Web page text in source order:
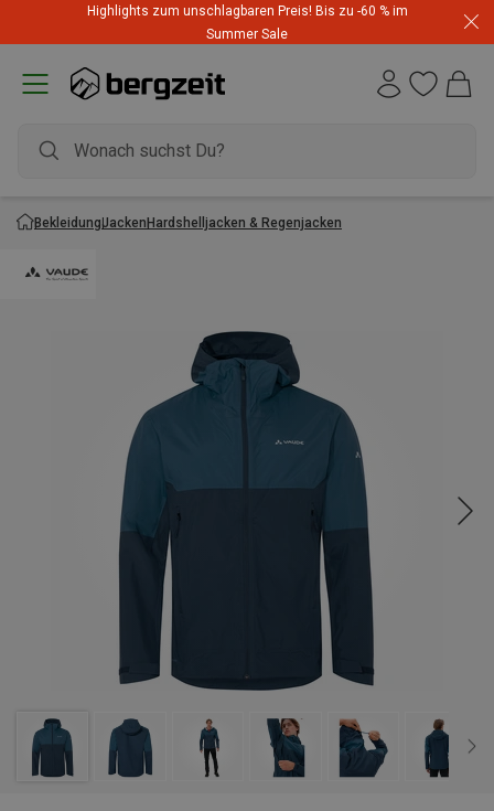
Highlights zum unschlagbaren Preis! Bis zu -60 % im
Summer Sale
BekleidungJackenHardshelljacken & Regenjacken